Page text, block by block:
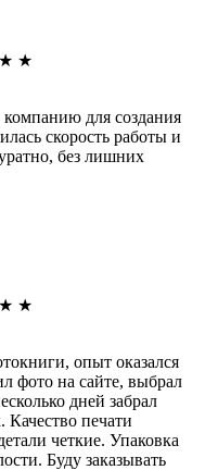
★ ★
для создания
скорость работы и
без лишних
★ ★
опыт оказался
фото на сайте, выбрал
дней забрал
печати
четкие. Упаковка
Буду заказывать